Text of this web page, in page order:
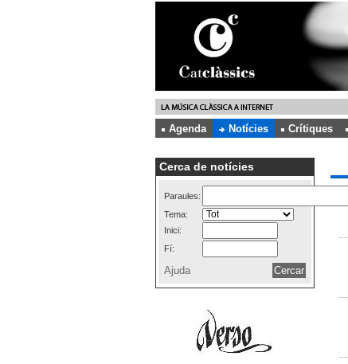
Agenda
Notícies Crítiques
Cerca de notícies
Paraules:
Tema:
Inici:
Fí:
Ajuda